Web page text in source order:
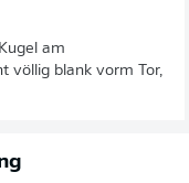
am
völlig blank vorm Tor,